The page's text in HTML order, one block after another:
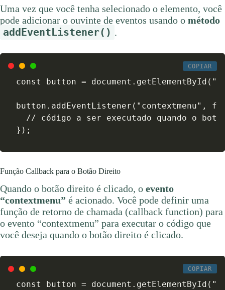
Uma vez que você tenha selecionado o elemento, você
pode adicionar o ouvinte de eventos usando o método
addEventListener() .
COPIAR
const button =
button.addEventListener("contextmenu",
// código a ser executado quando o
});
Função Callback para o Botão Direito
Quando o botão direito é clicado, o evento
“contextmenu” é acionado. Você pode definir uma
função de retorno de chamada (callback function) para
o evento “contextmenu” para executar o código que
você deseja quando o botão direito é clicado.
COPIAR
const button =